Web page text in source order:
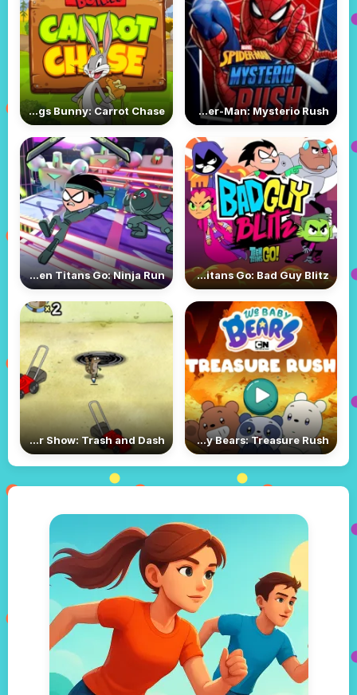
Spider-Man: Mysterio Rush
Bugs Bunny: Carrot Chase
Teen Titans Go: Bad Guy Blitz
Teen Titans Go: Ninja Run
We Baby Bears: Treasure Rush
Regular Show: Trash and Dash